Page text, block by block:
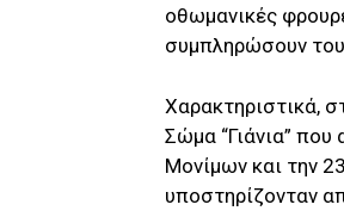
οθωμανικές
συμπληρώσουν
Χαρακτηριστικά,
Σώμα “Γιάνια”
Μονίμων και την
υποστηρίζονταν